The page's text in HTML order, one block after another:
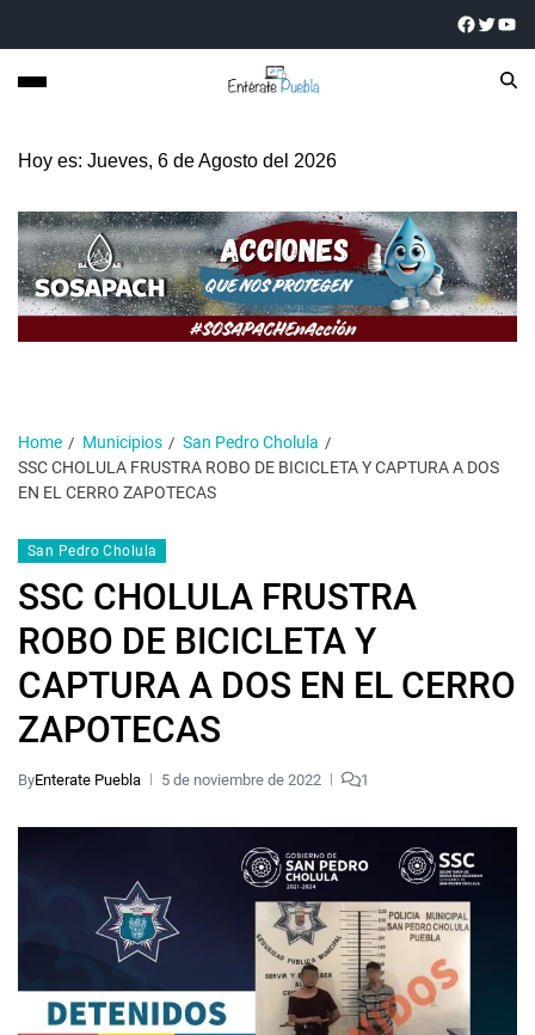
Hoy es: Jueves, 6 de Agosto del 2026
Home Municipios
San Pedro Cholula
SSC CHOLULA FRUSTRA ROBO DE BICICLETA Y CAPTURA A DOS
EN EL CERRO ZAPOTECAS
San Pedro Cholula
SSC CHOLULA FRUSTRA
ROBO DE BICICLETA Y
CAPTURA A DOS EN EL CERRO
ZAPOTECAS
ByEnterate Puebla 5 de noviembre de 2022 1